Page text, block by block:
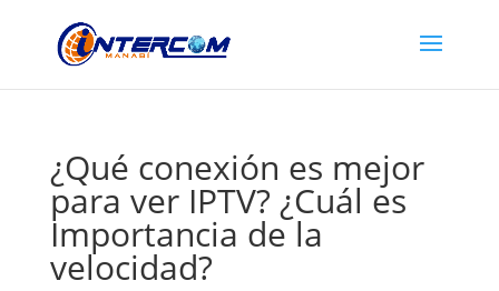
¿Qué conexión es mejor
para ver IPTV? ¿Cuál es
Importancia de la
velocidad?